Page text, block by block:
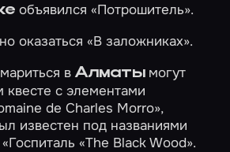
объявился «Потрошитель».
оказаться «В заложниках».
вАлматы могут
квесте с элементами
de Charles Morro»,
известен под названиями
«The Black Wood».